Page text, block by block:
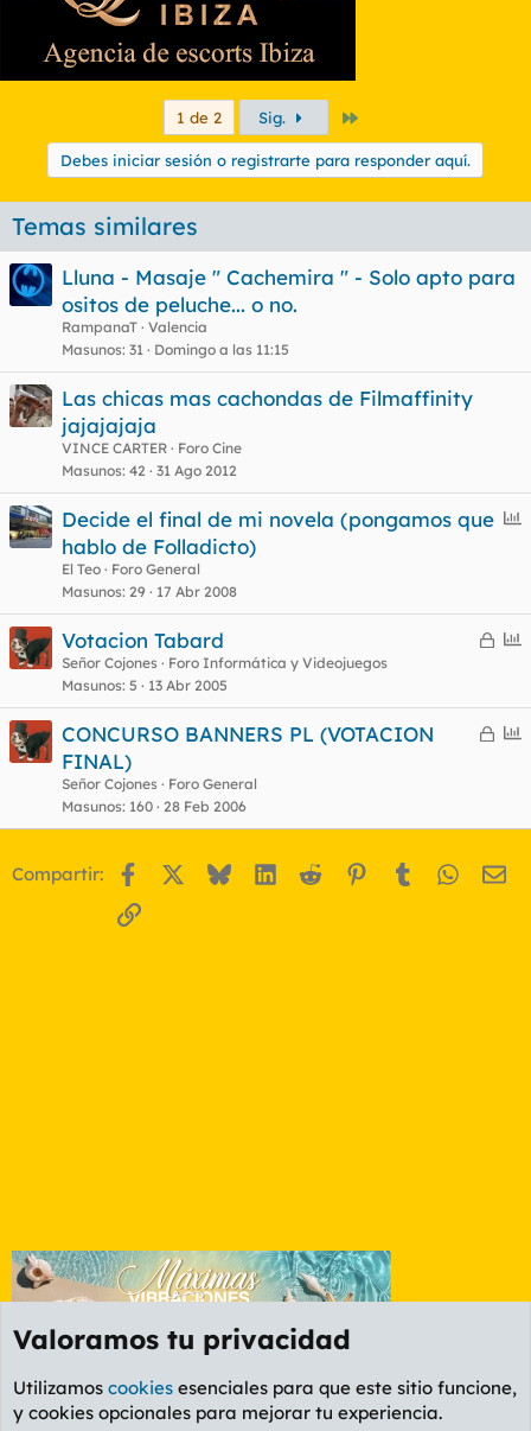
1 de 2 Sig.
Debes iniciar sesión o registrarte para responder aquí.
Temas similares
Lluna - Masaje " Cachemira " - Solo apto para
ositos de peluche... o no.
RampanaT Valencia
Masunos 31 Domingo a las 11:15
Las chicas mas cachondas de Filmaffinity
jajajajaja
VINCE CARTER
Foro Cine
Masunos 42 31 Ago 2012
E
e
s
Decide el final de mi novela (pongamos que
hablo de Folladicto)
El Teo
Foro General
Masunos 29 17 Abr 2008
C
r
a
E
u
e
Votacion Tabard
Señor Cojones
Foro Informática y Videojuegos
Masunos 5 13 Abr 2005
C
a
o
E
e
CONCURSO BANNERS PL (VOTACION
FINAL)
Señor Cojones
Foro General
Masunos 160 28 Feb 2006
Compartir: Facebook BlueskyLinkedIn
Reddit Pinterest
Tumblr
Enlace
Foro Informática y Videojuegos
Valoramos tu privacidad
Utilizamos cookies esenciales para que este sitio funcione,
y cookies opcionales para mejorar tu experiencia.